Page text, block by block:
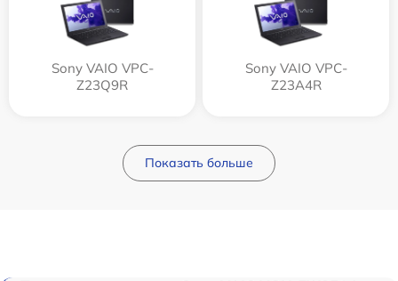
Sony VAIO VPC-
Z23Q9R
Sony VAIO VPC-
Z23A4R
Показать больше